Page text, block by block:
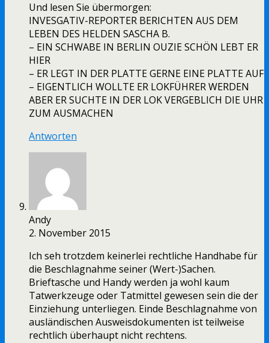
Und lesen Sie übermorgen:
INVESGATIV-REPORTER BERICHTEN AUS DEM
LEBEN DES HELDEN SASCHA B.
– EIN SCHWABE IN BERLIN OUZIE SCHÖN LEBT ER
HIER
– ER LEGT IN DER PLATTE GERNE EINE PLATTE AUF
– EIGENTLICH WOLLTE ER LOKFÜHRER WERDEN
ABER ER SUCHTE IN DER LOK VERGEBLICH DIE UHR
ZUM AUSMACHEN
Antworten
Andy
2. November 2015
Ich seh trotzdem keinerlei rechtliche Handhabe für
die Beschlagnahme seiner (Wert-)Sachen.
Brieftasche und Handy werden ja wohl kaum
Tatwerkzeuge oder Tatmittel gewesen sein die der
Einziehung unterliegen. Einde Beschlagnahme von
ausländischen Ausweisdokumenten ist teilweise
rechtlich überhaupt nicht rechtens.